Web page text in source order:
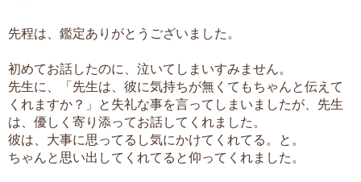
先程は、鑑定ありがとうございました。
初めてお話したのに、泣いてしまいすみません。
先生に、「先生は、彼に気持ちが無くてもちゃんと伝えて
くれますか？」と失礼な事を言ってしまいましたが、先生
は、優しく寄り添ってお話してくれました。
彼は、大事に思ってるし気にかけてくれてる。と。
ちゃんと思い出してくれてると仰ってくれました。